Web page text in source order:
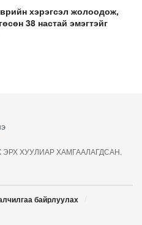
хэрэгсэл жолоодож,
38 настай эмэгтэйг
ЭРХ ХУУЛИАР ХАМГААЛАГДСАН.
байрлуулах